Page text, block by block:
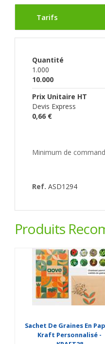
Tarifs
Quantité
1.000
10.000
Prix Unitaire HT
Devis Express
0,66 €
Minimum de
Ref. ASD1294
Produits
Sachet De Graines En
Kraft Personnalisé -